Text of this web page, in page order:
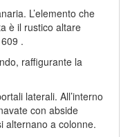
L’elemento che
è il rustico altare
.
raffigurante la
laterali. All’interno
con abside
alternano a colonne.